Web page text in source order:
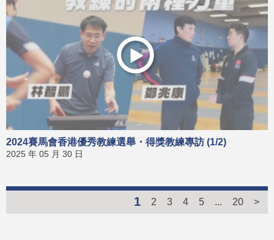
2024賽馬會香港優秀教練選舉・得獎教練專訪 (1/2)
2025 年 05 月 30 日
1 2 3 4 5 ... 20 >